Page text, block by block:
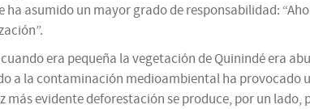
asumido un mayor grado de responsabilidad:
era pequeña la vegetación de Quinindé era
a la contaminación medioambiental ha provocado
más evidente deforestación se produce, por un